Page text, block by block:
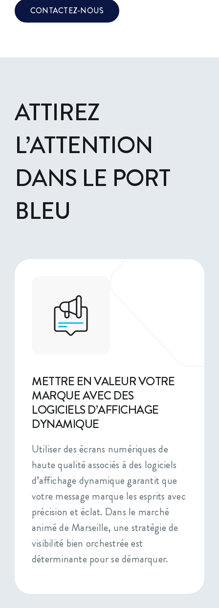
CONTACTEZ-NOUS
ATTIREZ
L’ATTENTION
DANS LE PORT
BLEU
METTRE EN VALEUR VOTRE
MARQUE AVEC DES
LOGICIELS D’AFFICHAGE
DYNAMIQUE
Utiliser des écrans numériques de
haute qualité associés à des logiciels
d’affichage dynamique garantit que
votre message marque les esprits avec
précision et éclat. Dans le marché
animé de Marseille, une stratégie de
visibilité bien orchestrée est
déterminante pour se démarquer.